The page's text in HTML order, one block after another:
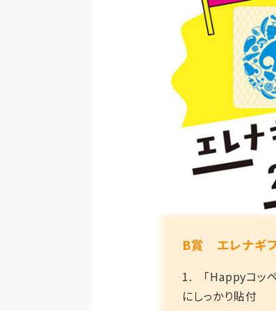
B賞 エレナギ
1. 「Happyコッペ
にしっかり貼付